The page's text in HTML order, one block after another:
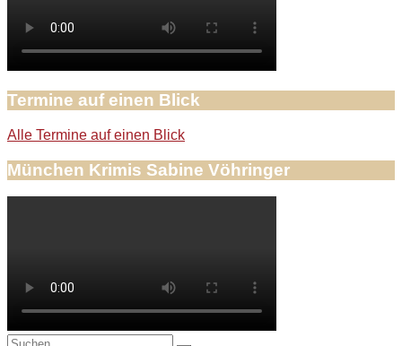
Termine auf einen Blick
Alle Termine auf einen Blick
München Krimis Sabine Vöhringer
Suche